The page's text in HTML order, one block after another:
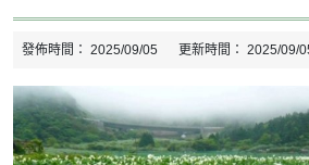
發佈時間： 2025/09/05 更新時間： 2025/09/